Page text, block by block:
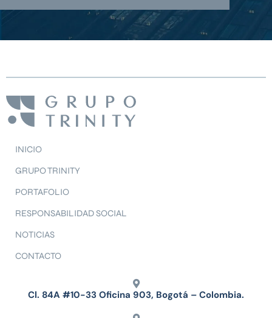
INICIO
GRUPO TRINITY
PORTAFOLIO
RESPONSABILIDAD SOCIAL
NOTICIAS
CONTACTO
Cl. 84A #10-33 Oficina 903, Bogotá – Colombia.